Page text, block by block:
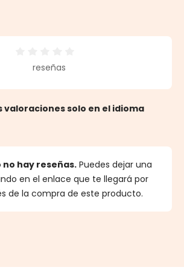
de 0 de 5 estrellas
reseñas
valoraciones solo en el idioma
hay reseñas. Puedes dejar una
en el enlace que te llegará por
de la compra de este producto.